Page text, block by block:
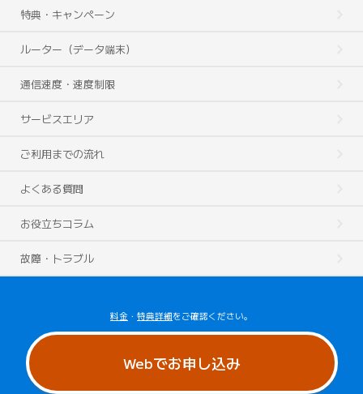
特典・キャンペーン
ルーター（データ端末）
通信速度・速度制限
サービスエリア
ご利用までの流れ
よくある質問
お役立ちコラム
故障・トラブル
料金 ・ 特典詳細をご確認ください。
Webでお申し込み